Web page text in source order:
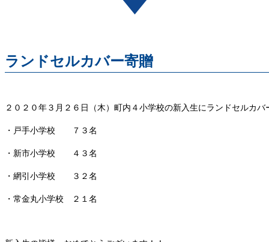
ランドセルカバー寄贈
２０２０年３月２６日（木）町内４小学校の新入生にランドセルカ
・戸手小学校 ７３名
・新市小学校 ４３名
・網引小学校 ３２名
・常金丸小学校 ２１名